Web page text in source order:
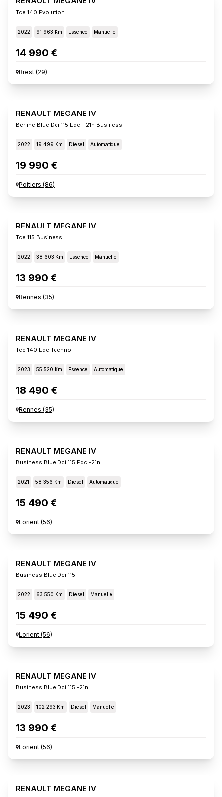
Tce 140 Evolution
2022 91 963 Km Essence Manuelle
14 990 €
Brest (29)
RENAULT MEGANE IV
Berline Blue Dci 115 Edc - 21n Business
2022 19 499 Km Diesel Automatique
19 990 €
Poitiers (86)
RENAULT MEGANE IV
Tce 115 Business
2022 38 603 Km Essence Manuelle
13 990 €
Rennes (35)
RENAULT MEGANE IV
Tce 140 Edc Techno
2023 55 520 Km Essence Automatique
18 490 €
Rennes (35)
RENAULT MEGANE IV
Business Blue Dci 115 Edc -21n
2021 58 356 Km Diesel Automatique
15 490 €
Lorient (56)
RENAULT MEGANE IV
Business Blue Dci 115
2022 63 550 Km Diesel Manuelle
15 490 €
Lorient (56)
RENAULT MEGANE IV
Business Blue Dci 115 -21n
2023 102 293 Km Diesel Manuelle
13 990 €
Lorient (56)
RENAULT MEGANE IV